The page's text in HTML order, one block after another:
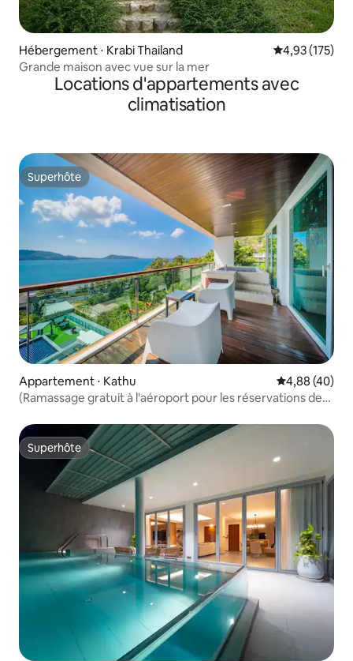
Hébergement ⋅ Krabi Thailand Évaluation
4,93 (175)
Grande maison avec vue sur la mer
Locations d'appartements avec
climatisation
Superhôte
Superhôte
Appartement ⋅ Kathu Évaluation
4,88 (40)
(Ramassage gratuit à l'aéroport pour les réservations de
chambres et vue sur la mer à Patong
Superhôte
Superhôte